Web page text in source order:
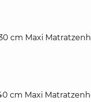
cm Maxi
cm Maxi